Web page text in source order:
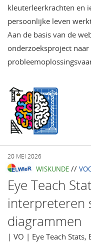
kleuterleerkrachten en
persoonlijke leven
Aan de basis van de
onderzoeksproject naar
20 MEI 2026
WISKUNDE //
Eye Teach
interpreteren
diagrammen
| VO | Eye Teach